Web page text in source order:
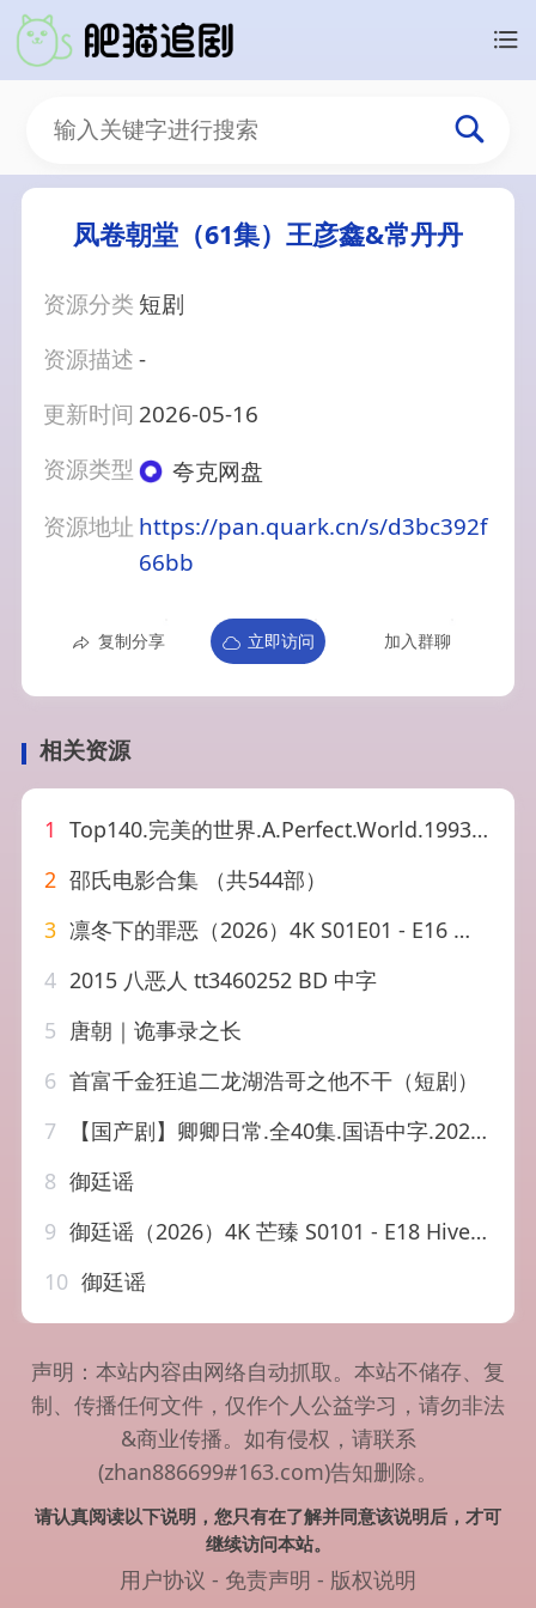
凤卷朝堂（61集）王彦鑫&常丹丹
资源分类 短剧
资源描述-
更新时间 2026-05-16
资源类型
夸克网盘
资源地址 https://pan.quark.cn/s/d3bc392f
66bb
复制分享 立即访问 加入群聊
相关资源
1 Top140.完美的世界.A.Perfect.World.1993.Bluray.1080p.x26…
2 邵氏电影合集 （共544部）
3 凛冬下的罪恶（2026）4K S01E01 - E16 杜比音效 HiveWeb
4 2015 八恶人 tt3460252 BD 中字
5 唐朝｜诡事录之长
6 首富千金狂追二龙湖浩哥之他不干（短剧）
7
【国产剧】卿卿日常.全40集.国语中字.2022.4K
8 御廷谣
9 御廷谣（2026）4K 芒臻 S0101 - E18 HiveWeb
10 御廷谣
声明：本站内容由网络自动抓取。本站不储存、复
制、传播任何文件，仅作个人公益学习，请勿非法
&商业传播。如有侵权，请联系
(zhan886699#163.com)告知删除。
请认真阅读以下说明，您只有在了解并同意该说明后，才可
继续访问本站。
用户协议 - 免责声明 - 版权说明